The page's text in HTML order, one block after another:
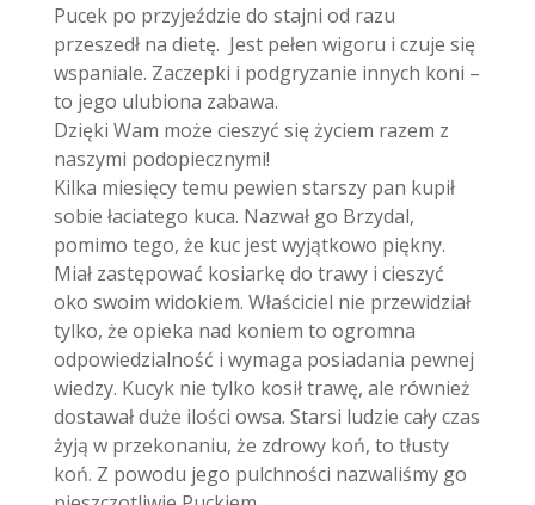
Pucek po przyjeździe do stajni od razu
przeszedł na dietę. Jest pełen wigoru i czuje się
wspaniale. Zaczepki i podgryzanie innych koni –
to jego ulubiona zabawa.
Dzięki Wam może cieszyć się życiem razem z
naszymi podopiecznymi!
Kilka miesięcy temu pewien starszy pan kupił
sobie łaciatego kuca. Nazwał go Brzydal,
pomimo tego, że kuc jest wyjątkowo piękny.
Miał zastępować kosiarkę do trawy i cieszyć
oko swoim widokiem. Właściciel nie przewidział
tylko, że opieka nad koniem to ogromna
odpowiedzialność i wymaga posiadania pewnej
wiedzy. Kucyk nie tylko kosił trawę, ale również
dostawał duże ilości owsa. Starsi ludzie cały czas
żyją w przekonaniu, że zdrowy koń, to tłusty
koń. Z powodu jego pulchności nazwaliśmy go